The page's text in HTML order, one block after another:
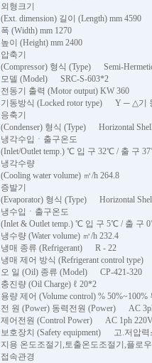
외형크기
(Ext. dimension) 길이 (Length) mm 4590
폭 (Width) mm 1270
높이 (Height) mm 2400
압축기
(Compressor) 형식 (Type) Semi-
모델 (Model) SRC-S-603*2
전동기 출력 (Motor output) KW 360
기동방식 (Locked rotor type) Y ─ △기
응축기
(Condenser) 형식 (Type) Horizontal
냉각수입ㆍ출구온도
(Inlet/Outlet temp.) ℃ 입 구 32℃ / 출 구
냉각수량
(Cooling water volume) ㎥/h 264.8
증발기
(Evaporator) 형식 (Type) Horizontal
냉수입ㆍ출구온도
(Inlet & Outlet temp.) ℃ 입 구 5℃ / 출 구
냉수량 (Water volume) ㎥/h 232.4
냉매 종류 (Refrigerant) R - 22
냉매 제어 방식 (Refrigerant control type)
오 일 (Oil) 종류 (Model) CP-421-320
충진량 (Oil Charge) ℓ 20*2
용량 제어 (Volume control) %
전 원 (Power) 동력전원 (Power) AC
제어전원 (Control Power) AC 1ph
보호장치 (Safety equipment) 고.저압
지용 온도조절기,토출온도조절기,플로
접속관경